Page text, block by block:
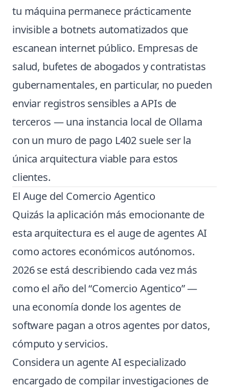
tu máquina permanece prácticamente
invisible a botnets automatizados que
escanean internet público. Empresas de
salud, bufetes de abogados y contratistas
gubernamentales, en particular, no pueden
enviar registros sensibles a APIs de
terceros — una instancia local de Ollama
con un muro de pago L402 suele ser la
única arquitectura viable para estos
clientes.
El Auge del Comercio Agentico
Quizás la aplicación más emocionante de
esta arquitectura es el auge de agentes AI
como actores económicos autónomos.
2026 se está describiendo cada vez más
como el año del “Comercio Agentico” —
una economía donde los agentes de
software pagan a otros agentes por datos,
cómputo y servicios.
Considera un agente AI especializado
encargado de compilar investigaciones de